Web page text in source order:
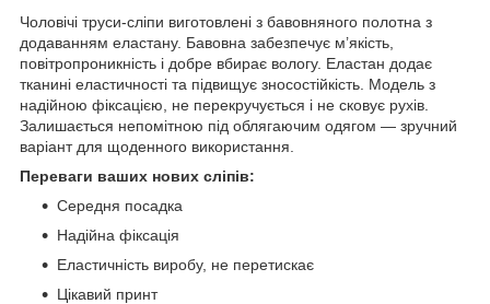
Чоловічі труси-сліпи виготовлені з бавовняного полотна з
додаванням еластану. Бавовна забезпечує м’якість,
повітропроникність і добре вбирає вологу. Еластан додає
тканині еластичності та підвищує зносостійкість. Модель з
надійною фіксацією, не перекручується і не сковує рухів.
Залишається непомітною під облягаючим одягом — зручний
варіант для щоденного використання.
Переваги ваших нових сліпів:
Середня посадка
Надійна фіксація
Еластичність виробу, не перетискає
Цікавий принт